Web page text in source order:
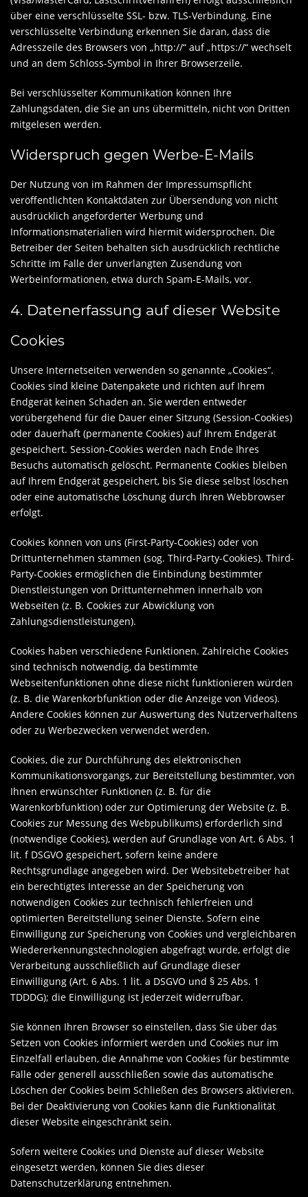
über eine verschlüsselte SSL- bzw. TLS-Verbindung. Eine
verschlüsselte Verbindung erkennen Sie daran, dass die
Adresszeile des Browsers von „http://“ auf „https://“ wechselt
und an dem Schloss-Symbol in Ihrer Browserzeile.
Bei verschlüsselter Kommunikation können Ihre
Zahlungsdaten, die Sie an uns übermitteln, nicht von Dritten
mitgelesen werden.
Widerspruch gegen Werbe-E-Mails
Der Nutzung von im Rahmen der Impressumspflicht
veröffentlichten Kontaktdaten zur Übersendung von nicht
ausdrücklich angeforderter Werbung und
Informationsmaterialien wird hiermit widersprochen. Die
Betreiber der Seiten behalten sich ausdrücklich rechtliche
Schritte im Falle der unverlangten Zusendung von
Werbeinformationen, etwa durch Spam-E-Mails, vor.
4. Datenerfassung auf dieser Website
Cookies
Unsere Internetseiten verwenden so genannte „Cookies“.
Cookies sind kleine Datenpakete und richten auf Ihrem
Endgerät keinen Schaden an. Sie werden entweder
vorübergehend für die Dauer einer Sitzung (Session-Cookies)
oder dauerhaft (permanente Cookies) auf Ihrem Endgerät
gespeichert. Session-Cookies werden nach Ende Ihres
Besuchs automatisch gelöscht. Permanente Cookies bleiben
auf Ihrem Endgerät gespeichert, bis Sie diese selbst löschen
oder eine automatische Löschung durch Ihren Webbrowser
erfolgt.
Cookies können von uns (First-Party-Cookies) oder von
Drittunternehmen stammen (sog. Third-Party-Cookies). Third-
Party-Cookies ermöglichen die Einbindung bestimmter
Dienstleistungen von Drittunternehmen innerhalb von
Webseiten (z. B. Cookies zur Abwicklung von
Zahlungsdienstleistungen).
Cookies haben verschiedene Funktionen. Zahlreiche Cookies
sind technisch notwendig, da bestimmte
Webseitenfunktionen ohne diese nicht funktionieren würden
(z. B. die Warenkorbfunktion oder die Anzeige von Videos).
Andere Cookies können zur Auswertung des Nutzerverhaltens
oder zu Werbezwecken verwendet werden.
Cookies, die zur Durchführung des elektronischen
Kommunikationsvorgangs, zur Bereitstellung bestimmter, von
Ihnen erwünschter Funktionen (z. B. für die
Warenkorbfunktion) oder zur Optimierung der Website (z. B.
Cookies zur Messung des Webpublikums) erforderlich sind
(notwendige Cookies), werden auf Grundlage von Art. 6 Abs. 1
lit. f DSGVO gespeichert, sofern keine andere
Rechtsgrundlage angegeben wird. Der Websitebetreiber hat
ein berechtigtes Interesse an der Speicherung von
notwendigen Cookies zur technisch fehlerfreien und
optimierten Bereitstellung seiner Dienste. Sofern eine
Einwilligung zur Speicherung von Cookies und vergleichbaren
Wiedererkennungstechnologien abgefragt wurde, erfolgt die
Verarbeitung ausschließlich auf Grundlage dieser
Einwilligung (Art. 6 Abs. 1 lit. a DSGVO und § 25 Abs. 1
TDDDG); die Einwilligung ist jederzeit widerrufbar.
Sie können Ihren Browser so einstellen, dass Sie über das
Setzen von Cookies informiert werden und Cookies nur im
Einzelfall erlauben, die Annahme von Cookies für bestimmte
Fälle oder generell ausschließen sowie das automatische
Löschen der Cookies beim Schließen des Browsers aktivieren.
Bei der Deaktivierung von Cookies kann die Funktionalität
dieser Website eingeschränkt sein.
Sofern weitere Cookies und Dienste auf dieser Website
eingesetzt werden, können Sie dies dieser
Datenschutzerklärung entnehmen.